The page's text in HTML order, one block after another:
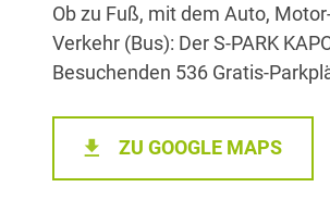
Ob zu Fuß, mit dem Auto,
Verkehr (Bus): Der S-PARK
Besuchenden 536 Gratis-
ZU GOOGLE MAPS